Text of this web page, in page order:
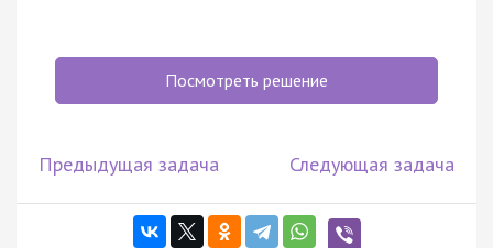
Посмотреть решение
Предыдущая задача Следующая задача